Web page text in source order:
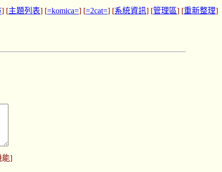
] [主題列表] [=komica=] [=2cat=] [系統資訊] [管理區] [重新整理]
能]